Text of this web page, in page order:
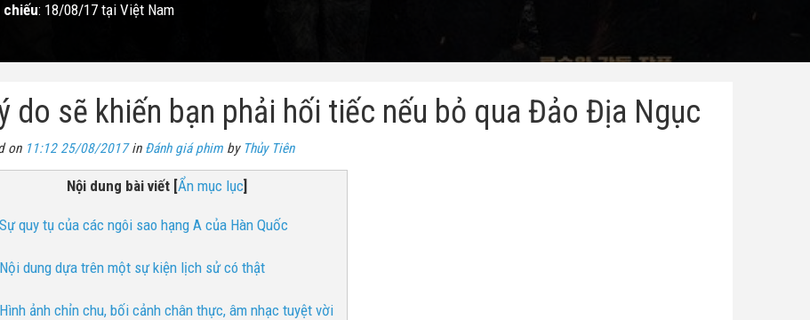
chiếu: 18/08/17 tại Việt Nam
do sẽ khiến bạn phải hối tiếc nếu bỏ qua Đảo Địa Ngục
on 11:12 25/08/2017in Đánh giá phimby Thủy Tiên
Nội dung bài viết[Ẩn mục lục]
quy tụ của các ngôi sao hạng A của Hàn Quốc
dung dựa trên một sự kiện lịch sử có thật
ảnh chỉn chu, bối cảnh chân thực, âm nhạc tuyệt vời